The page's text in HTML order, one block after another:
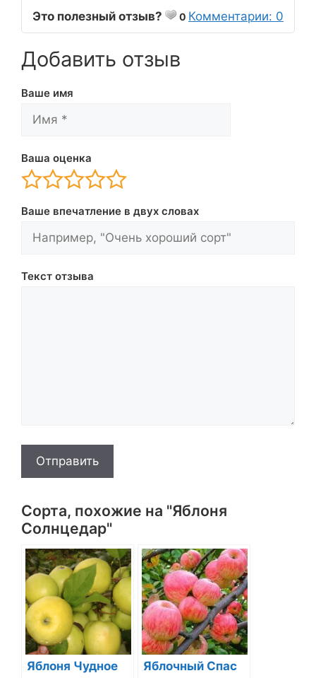
Это полезный отзыв?
0 Комментарии: 0
Добавить отзыв
Ваше имя
Ваша оценка
Ваше впечатление в двух словах
Текст отзыва
Отправить
Сорта, похожие на "Яблоня
Солнцедар"
Яблоня Чудное Яблочный Спас